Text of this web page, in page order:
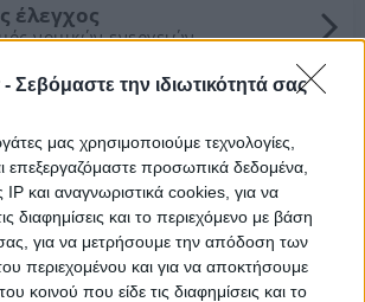
- Σεβόμαστε την ιδιωτικότητά σας
μας χρησιμοποιούμε τεχνολογίες,
προσωπικά δεδομένα,
IP και αναγνωριστικά cookies, για να
διαφημίσεις και το περιεχόμενο με βάση
για να μετρήσουμε την απόδοση των
περιεχομένου και για να αποκτήσουμε
κοινού που είδε τις διαφημίσεις και το
έλεγχος
νομικών ενεργειών
έλεγχος και εκτίμηση
Χρηματοδότηση;
για την απόκτηση του
ακινήτου